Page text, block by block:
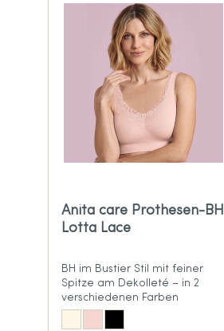
Anita care Prothesen-BH
Lotta Lace
BH im Bustier Stil mit feiner
Spitze am Dekolleté – in 2
verschiedenen Farben